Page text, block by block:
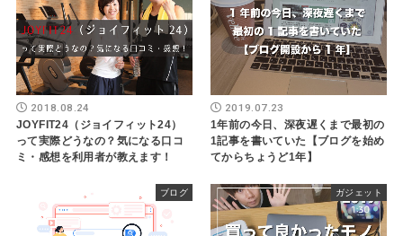
2018.08.24
JOYFIT24（ジョイフィット24）
って実際どうなの？気になる口コ
ミ・感想を利用者が教えます！
2019.07.23
1年前の今日、深夜遅くまで最初の
1記事を書いていた【ブログを始め
てからちょうど1年】
ブログ ガジェット